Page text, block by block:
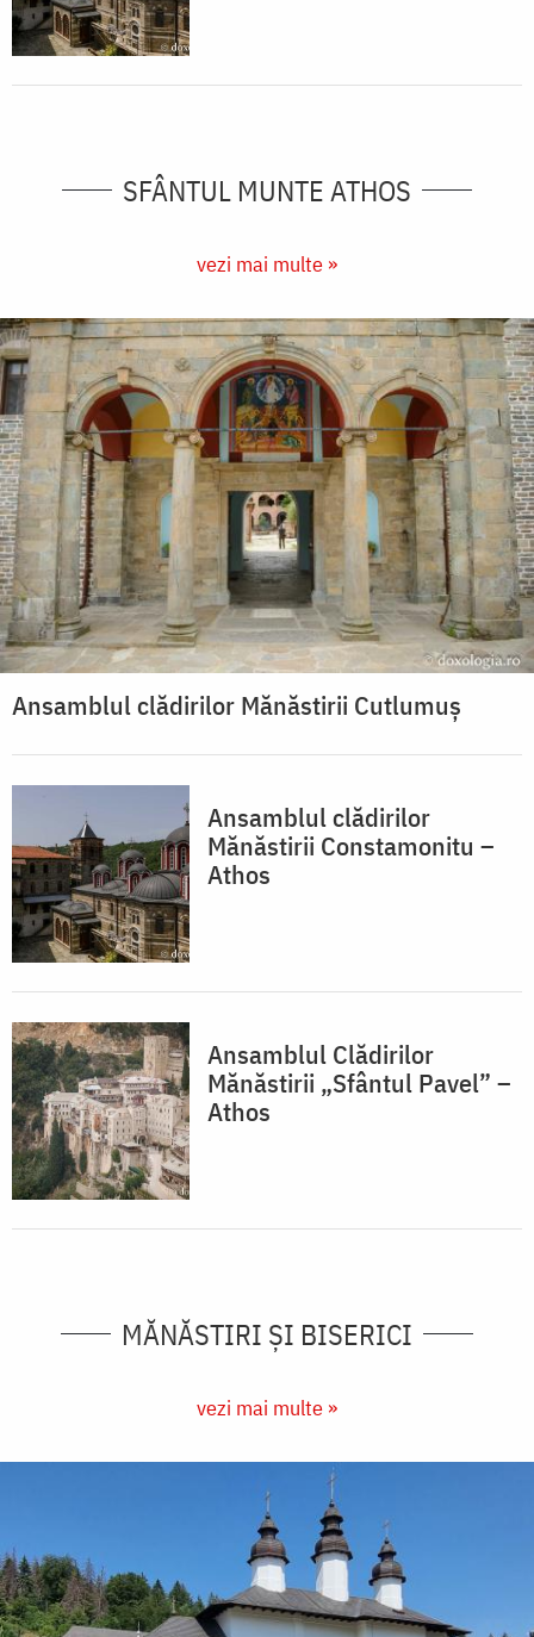
SFÂNTUL MUNTE ATHOS
vezi mai multe »
Ansamblul clădirilor Mănăstirii Cutlumuș
Ansamblul clădirilor
Mănăstirii Constamonitu –
Athos
Ansamblul Clădirilor
Mănăstirii „Sfântul Pavel” –
Athos
MĂNĂSTIRI ȘI BISERICI
vezi mai multe »